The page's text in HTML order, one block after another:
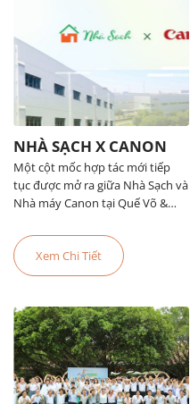
Một cột mốc hợp tác mới tiếp
tục được mở ra giữa Nhà Sạch và
Nhà máy Canon tại Quế Võ &
đồng hành hướng đến môi
trường làm việc chuyên nghiệp,
hiện đại và phát triển bền vững.
lĩnh vực công nghệ […]
NHÀ SẠCH X CANON
Xem Chi Tiết